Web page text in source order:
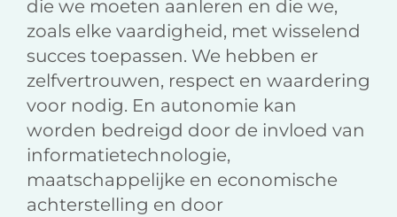
die we moeten aanleren en die we,
zoals elke vaardigheid, met wisselend
succes toepassen. We hebben er
zelfvertrouwen, respect en waardering
voor nodig. En autonomie kan
worden bedreigd door de invloed van
informatietechnologie,
maatschappelijke en economische
achterstelling en door